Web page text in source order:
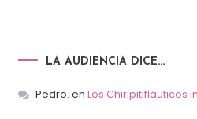
LA AUDIENCIA DICE…
Pedro. en Los Chiripitifláuticos